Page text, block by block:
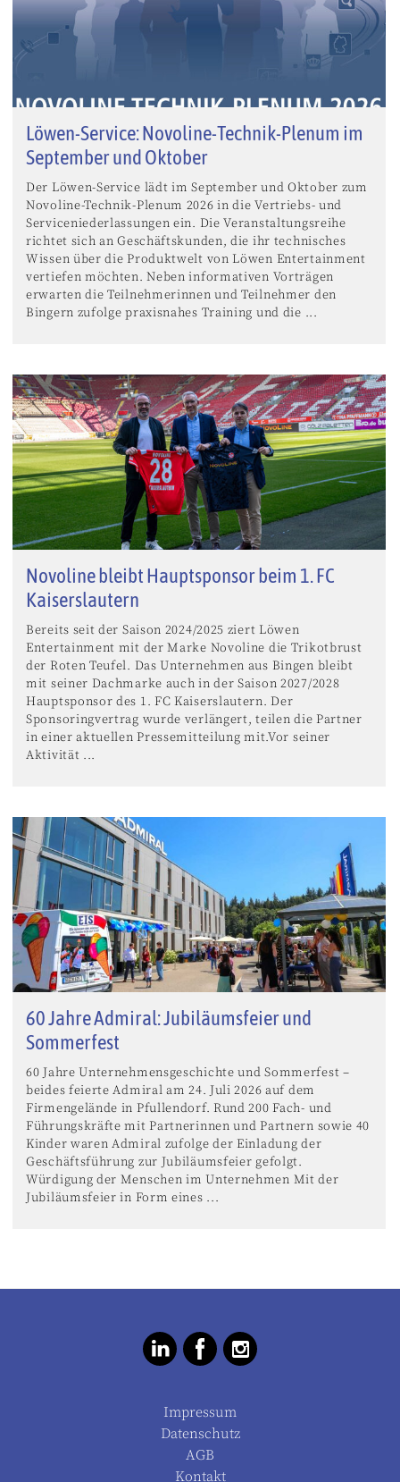
Löwen-Service: Novoline-Technik-Plenum im
September und Oktober
Der Löwen-Service lädt im September und Oktober zum
Novoline-Technik-Plenum 2026 in die Vertriebs- und
Serviceniederlassungen ein. Die Veranstaltungsreihe
richtet sich an Geschäftskunden, die ihr technisches
Wissen über die Produktwelt von Löwen Entertainment
vertiefen möchten. Neben informativen Vorträgen
erwarten die Teilnehmerinnen und Teilnehmer den
Bingern zufolge praxisnahes Training und die ...
Novoline bleibt Hauptsponsor beim 1. FC
Kaiserslautern
Bereits seit der Saison 2024/2025 ziert Löwen
Entertainment mit der Marke Novoline die Trikotbrust
der Roten Teufel. Das Unternehmen aus Bingen bleibt
mit seiner Dachmarke auch in der Saison 2027/2028
Hauptsponsor des 1. FC Kaiserslautern. Der
Sponsoringvertrag wurde verlängert, teilen die Partner
in einer aktuellen Pressemitteilung mit.Vor seiner
Aktivität ...
60 Jahre Admiral: Jubiläumsfeier und
Sommerfest
60 Jahre Unternehmensgeschichte und Sommerfest –
beides feierte Admiral am 24. Juli 2026 auf dem
Firmengelände in Pfullendorf. Rund 200 Fach- und
Führungskräfte mit Partnerinnen und Partnern sowie 40
Kinder waren Admiral zufolge der Einladung der
Geschäftsführung zur Jubiläumsfeier gefolgt.
Würdigung der Menschen im Unternehmen Mit der
Jubiläumsfeier in Form eines ...
Impressum
Datenschutz
AGB
Kontakt